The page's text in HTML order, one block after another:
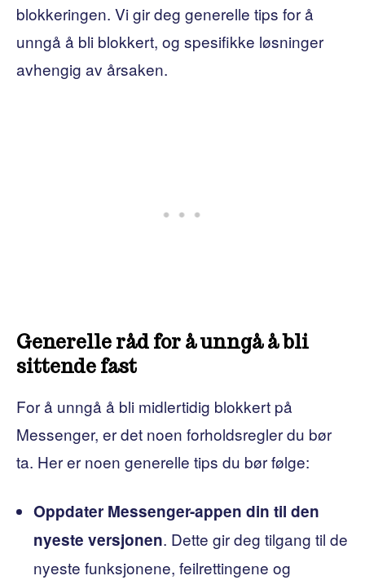
blokkeringen. Vi gir deg generelle tips for å
unngå å bli blokkert, og spesifikke løsninger
avhengig av årsaken.
Generelle råd for å unngå å bli
sittende fast
For å unngå å bli midlertidig blokkert på
Messenger, er det noen forholdsregler du bør
ta. Her er noen generelle tips du bør følge:
Oppdater Messenger-appen din til den
nyeste versjonen. Dette gir deg tilgang til de
nyeste funksjonene, feilrettingene og